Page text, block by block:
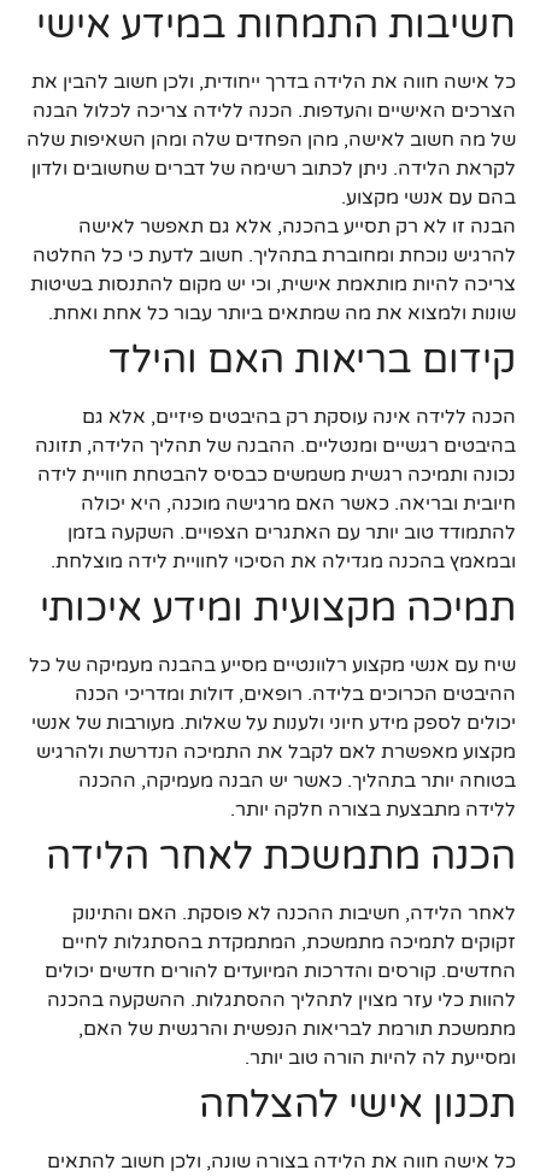
חשיבות התמחות במידע אישי
כל אישה חווה את הלידה בדרך ייחודית, ולכן חשוב להבין את
הצרכים האישיים והעדפות. הכנה ללידה צריכה לכלול הבנה
של מה חשוב לאישה, מהן הפחדים שלה ומהן השאיפות שלה
לקראת הלידה. ניתן לכתוב רשימה של דברים שחשובים ולדון
בהם עם אנשי מקצוע.
הבנה זו לא רק תסייע בהכנה, אלא גם תאפשר לאישה
להרגיש נוכחת ומחוברת בתהליך. חשוב לדעת כי כל החלטה
צריכה להיות מותאמת אישית, וכי יש מקום להתנסות בשיטות
שונות ולמצוא את מה שמתאים ביותר עבור כל אחת ואחת.
קידום בריאות האם והילד
הכנה ללידה אינה עוסקת רק בהיבטים פיזיים, אלא גם
בהיבטים רגשיים ומנטליים. ההבנה של תהליך הלידה, תזונה
נכונה ותמיכה רגשית משמשים כבסיס להבטחת חוויית לידה
חיובית ובריאה. כאשר האם מרגישה מוכנה, היא יכולה
להתמודד טוב יותר עם האתגרים הצפויים. השקעה בזמן
ובמאמץ בהכנה מגדילה את הסיכוי לחוויית לידה מוצלחת.
תמיכה מקצועית ומידע איכותי
שיח עם אנשי מקצוע רלוונטיים מסייע בהבנה מעמיקה של כל
ההיבטים הכרוכים בלידה. רופאים, דולות ומדריכי הכנה
יכולים לספק מידע חיוני ולענות על שאלות. מעורבות של אנשי
מקצוע מאפשרת לאם לקבל את התמיכה הנדרשת ולהרגיש
בטוחה יותר בתהליך. כאשר יש הבנה מעמיקה, ההכנה
ללידה מתבצעת בצורה חלקה יותר.
הכנה מתמשכת לאחר הלידה
לאחר הלידה, חשיבות ההכנה לא פוסקת. האם והתינוק
זקוקים לתמיכה מתמשכת, המתמקדת בהסתגלות לחיים
החדשים. קורסים והדרכות המיועדים להורים חדשים יכולים
להוות כלי עזר מצוין לתהליך ההסתגלות. ההשקעה בהכנה
מתמשכת תורמת לבריאות הנפשית והרגשית של האם,
ומסייעת לה להיות הורה טוב יותר.
תכנון אישי להצלחה
כל אישה חווה את הלידה בצורה שונה, ולכן חשוב להתאים